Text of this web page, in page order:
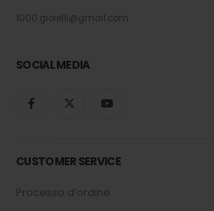
1000.gioielli@gmail.com
SOCIAL MEDIA
CUSTOMER SERVICE
Processo d’ordine